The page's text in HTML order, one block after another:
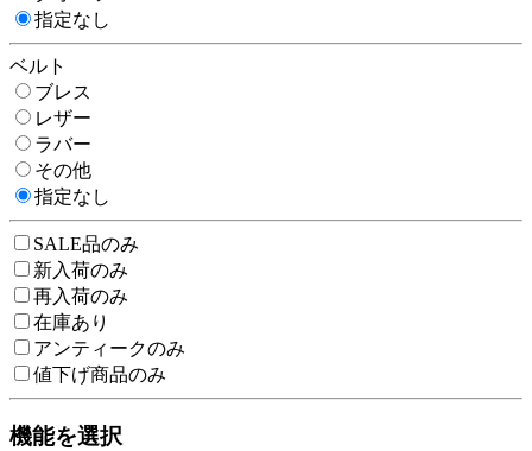
指定なし
ベルト
ブレス
レザー
ラバー
その他
指定なし
SALE品のみ
新入荷のみ
再入荷のみ
在庫あり
アンティークのみ
値下げ商品のみ
機能を選択